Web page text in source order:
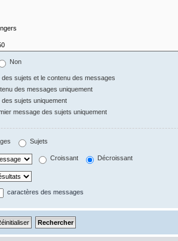
Non
des sujets et le contenu des messages
des messages uniquement
des sujets uniquement
message des sujets uniquement
Sujets
Croissant Décroissant
caractères des messages